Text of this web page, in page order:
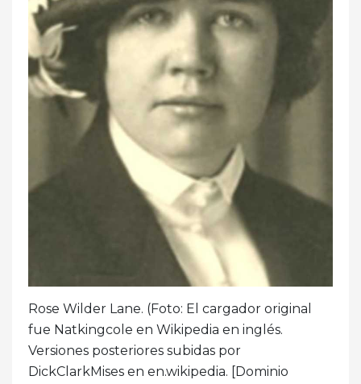
Rose Wilder Lane. (Foto: El cargador original
fue Natkingcole en Wikipedia en inglés.
Versiones posteriores subidas por
DickClarkMises en en.wikipedia. [Dominio